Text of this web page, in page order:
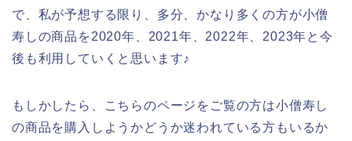
で、私が予想する限り、多分、かなり多くの方が小僧
寿しの商品を2020年、2021年、2022年、2023年と今
後も利用していくと思います♪
もしかしたら、こちらのページをご覧の方は小僧寿し
の商品を購入しようかどうか迷われている方もいるか